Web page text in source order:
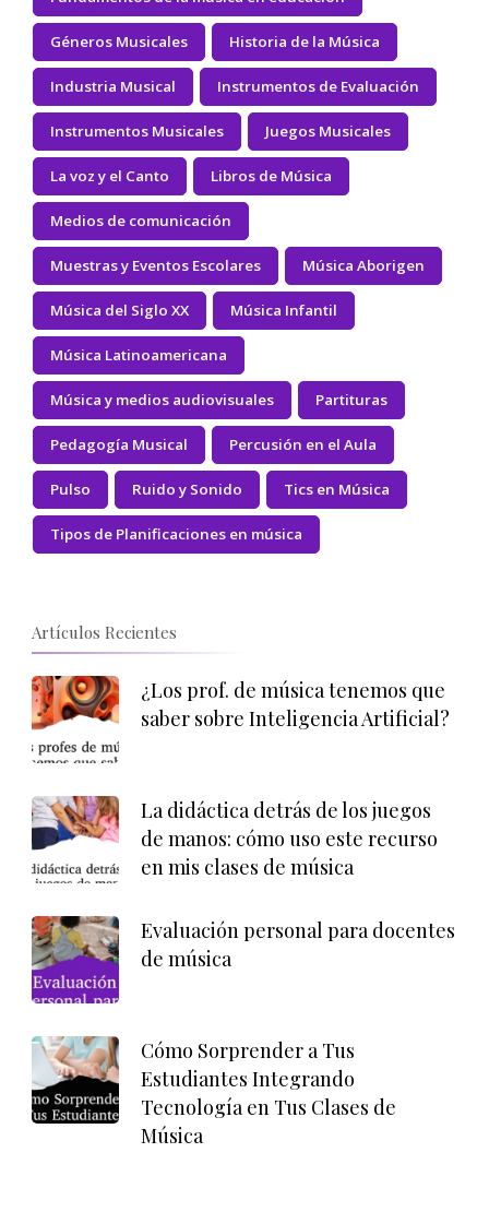
Géneros Musicales Historia de la Música
Industria Musical Instrumentos de Evaluación
Instrumentos Musicales Juegos Musicales
La voz y el Canto Libros de Música
Medios de comunicación
Muestras y Eventos Escolares Música Aborigen
Música del Siglo XX Música Infantil
Música Latinoamericana
Música y medios audiovisuales Partituras
Pedagogía Musical Percusión en el Aula
Pulso Ruido y Sonido Tics en Música
Tipos de Planificaciones en música
Artículos Recientes
¿Los prof. de música tenemos que
saber sobre Inteligencia Artificial?
La didáctica detrás de los juegos
de manos: cómo uso este recurso
en mis clases de música
Evaluación personal para docentes
de música
Cómo Sorprender a Tus
Estudiantes Integrando
Tecnología en Tus Clases de
Música